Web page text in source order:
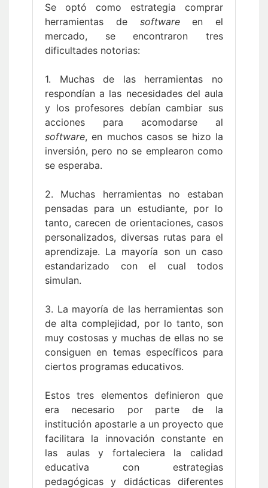
Se optó como estrategia comprar
herramientas de softwareen el
mercado, se encontraron tres
dificultades notorias:
1. Muchas de las herramientas no
respondían a las necesidades del aula
y los profesores debían cambiar sus
acciones para acomodarse al
software, en muchos casos se hizo la
inversión, pero no se emplearon como
se esperaba.
2. Muchas herramientas no estaban
pensadas para un estudiante, por lo
tanto, carecen de orientaciones, casos
personalizados, diversas rutas para el
aprendizaje. La mayoría son un caso
estandarizado con el cual todos
simulan.
3. La mayoría de las herramientas son
de alta complejidad, por lo tanto, son
muy costosas y muchas de ellas no se
consiguen en temas específicos para
ciertos programas educativos.
Estos tres elementos definieron que
era necesario por parte de la
institución apostarle a un proyecto que
facilitara la innovación constante en
las aulas y fortaleciera la calidad
educativa con estrategias
pedagógicas y didácticas diferentes